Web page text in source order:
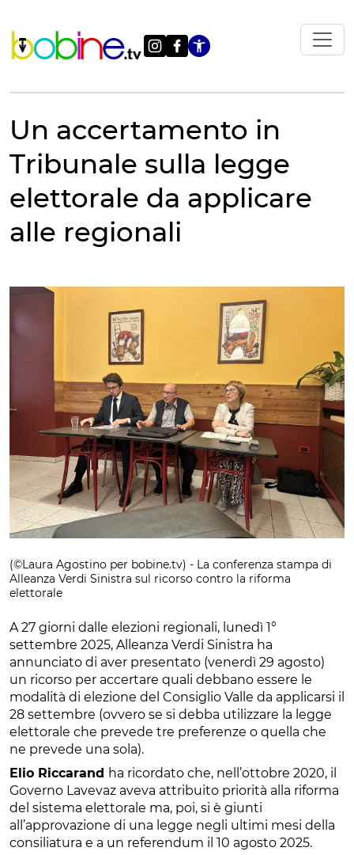
contenuto
Apri le
Un accertamento in
Tribunale sulla legge
elettorale da applicare
alle regionali
(©Laura Agostino per bobine.tv) - La conferenza stampa di
Alleanza Verdi Sinistra sul ricorso contro la riforma
elettorale
A 27 giorni dalle elezioni regionali, lunedì 1°
settembre 2025, Alleanza Verdi Sinistra ha
annunciato di aver presentato (venerdì 29 agosto)
un ricorso per accertare quali debbano essere le
modalità di elezione del Consiglio Valle da applicarsi il
28 settembre (ovvero se si debba utilizzare la legge
elettorale che prevede tre preferenze o quella che
ne prevede una sola).
Elio Riccarand ha ricordato che, nell’ottobre 2020, il
Governo Lavevaz aveva attribuito priorità alla riforma
del sistema elettorale ma, poi, si è giunti
all’approvazione di una legge negli ultimi mesi della
consiliatura e a un referendum il 10 agosto 2025.